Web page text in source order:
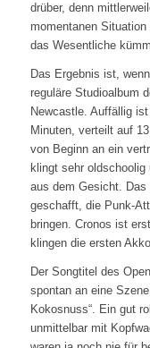
drüber, denn
momentanen
das Wesentliche
Das Ergebnis ist,
reguläre Studioalbum
Newcastle. Auffällig
Minuten, verteilt auf
von Beginn an ein
klingt sehr
aus dem Gesicht.
geschafft, die Punk-
bringen. Cronos ist
klingen die ersten
Der Songtitel des
spontan an eine
Kokosnuss“. Ein gut
unmittelbar mit